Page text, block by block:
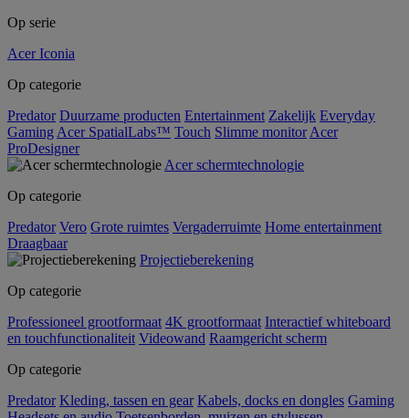
Op serie
Acer Iconia
Op categorie
Predator Duurzame producten Entertainment Zakelijk Everyday
Gaming Acer SpatialLabs™ Touch Slimme monitor Acer
ProDesigner
Acer schermtechnologie
Op categorie
Predator Vero Grote ruimtes Vergaderruimte Home entertainment
Draagbaar
Projectieberekening
Op categorie
Professioneel grootformaat 4K grootformaat Interactief whiteboard
en touchfunctionaliteit Videowand Raamgericht scherm
Op categorie
Predator Kleding, tassen en gear Kabels, docks en dongles Gaming